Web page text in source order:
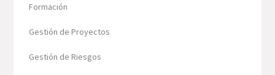
Formación
Gestión de Proyectos
Gestión de Riesgos